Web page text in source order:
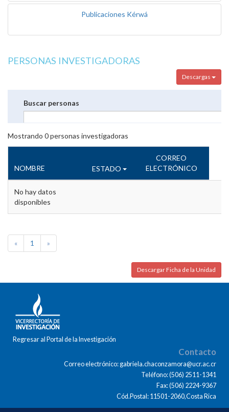
Publicaciones Kérwá
PERSONAS INVESTIGADORAS
Descargas
Buscar personas
Mostrando 0personas investigadoras
NOMBRE ESTADO
CORREO
ELECTRÓNICO
No hay datos
disponibles
« 1 »
Descargar Ficha de la Unidad
Regresar al Portal de la Investigación
Contacto
Correo electrónico: gabriela.chaconzamora@ucr.ac.cr
Teléfono: (506) 2511-1341
Fax: (506) 2224-9367
Cód.Postal: 11501-2060,Costa Rica